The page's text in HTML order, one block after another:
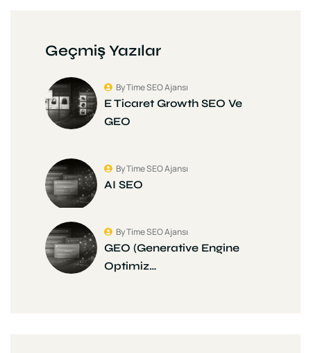
Geçmiş Yazılar
E Ticaret Growth SEO Ve
GEO
By Time SEO Ajansı
AI SEO
By Time SEO Ajansı
GEO (Generative Engine
Optimiz…
By Time SEO Ajansı